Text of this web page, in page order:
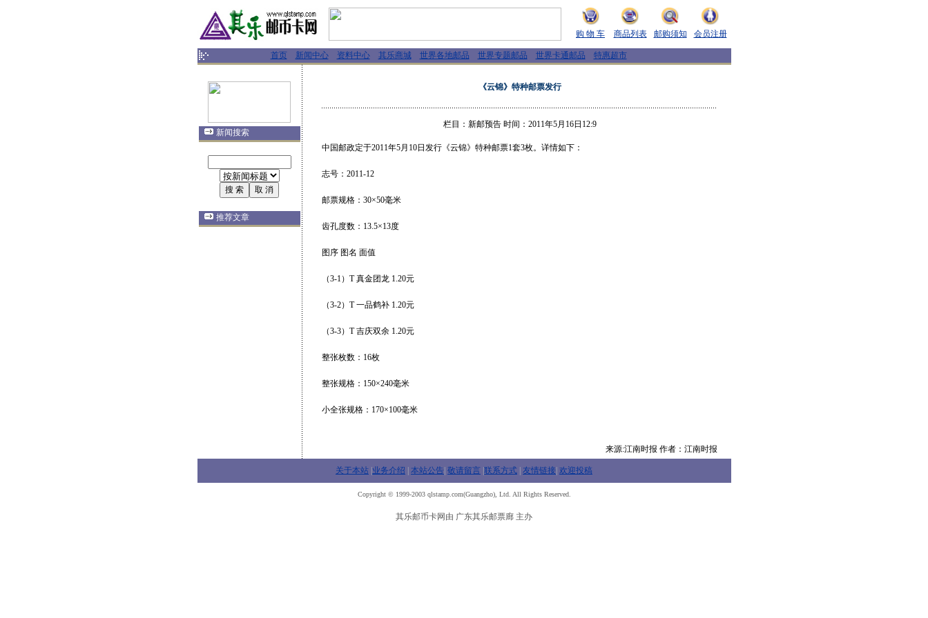
购 物 车 商品列表 邮购须知 会员注册
首页 新闻中心 资料中心 其乐商城 世界各地邮品 世界专题邮品 世界卡通邮品 特惠超市
新闻搜索
推荐文章
《云锦》特种邮票发行
栏目：新邮预告 时间：2011年5月16日12:9
中国邮政定于2011年5月10日发行《云锦》特种邮票1套3枚。详情如下：
志号：2011-12
邮票规格：30×50毫米
齿孔度数：13.5×13度
图序 图名 面值
（3-1）T 真金团龙 1.20元
（3-2）T 一品鹤补 1.20元
（3-3）T 吉庆双余 1.20元
整张枚数：16枚
整张规格：150×240毫米
小全张规格：170×100毫米
来源:江南时报 作者：江南时报
关于本站 业务介绍 本站公告 敬请留言 联系方式 友情链接 欢迎投稿
Copyright © 1999-2003 qlstamp.com(Guangzho), Ltd. All Rights Reserved.
其乐邮币卡网由 广东其乐邮票廊 主办